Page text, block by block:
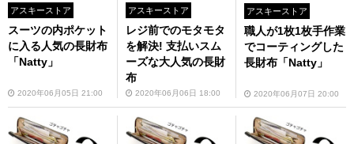
アスキーストア
スーツの内ポケット
に入る人気の長財布
「Natty」
2020年06月05日 21:00
アスキーストア
レジ前でのモタモタ
を解決! 支払いスム
ーズな大人気の長財
布
2020年06月06日 18:00
アスキーストア
職人が1枚1枚手作業
でコーティングした
長財布「Natty」
2020年06月07日 20:00